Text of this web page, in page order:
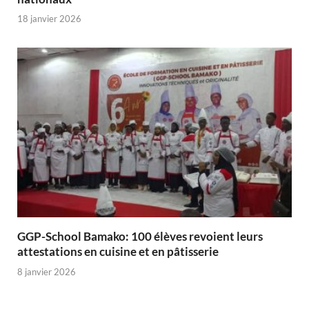
18 janvier 2026
GGP-School Bamako: 100 élèves revoient leurs
attestations en cuisine et en pâtisserie
8 janvier 2026